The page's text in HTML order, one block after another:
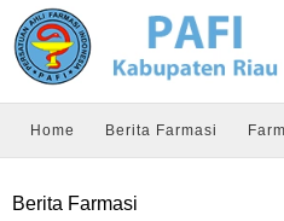
Home Berita Farmasi
Berita Farmasi